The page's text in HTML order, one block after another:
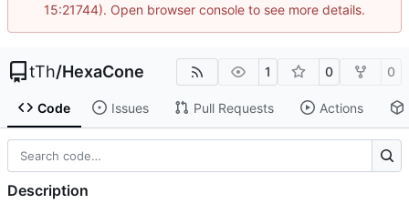
15:21744). Open browser console to see more details.
tTh/HexaCone 1 0 0
Code Issues Pull Requests Actions
Description